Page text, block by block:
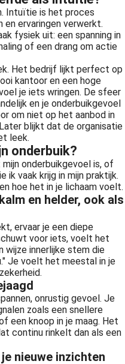
Intuïtie is het proces
en ervaringen verwerkt.
fysiek uit: een spanning in
of een drang om actie
Het bedrijf lijkt perfect op
kantoor en een hoge
je iets wringen. De sfeer
en je onderbuikgevoel
om niet op het aanbod in
blijkt dat de organisatie
leek.
onderbuik?
onderbuikgevoel is, of
ik vaak krijg in mijn praktijk.
hoe het in je lichaam voelt.
en helder, ook als
ervaar je een diepe
voor iets, voelt het
wijze innerlijke stem die
Je voelt het meestal in je
onrustig gevoel. Je
zoals een snellere
een knoop in je maag. Het
continu rinkelt dan als een
nieuwe inzichten